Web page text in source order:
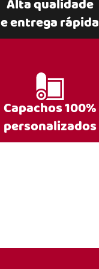
Alta qualidade
e entrega rápida
Capachos 100%
personalizados